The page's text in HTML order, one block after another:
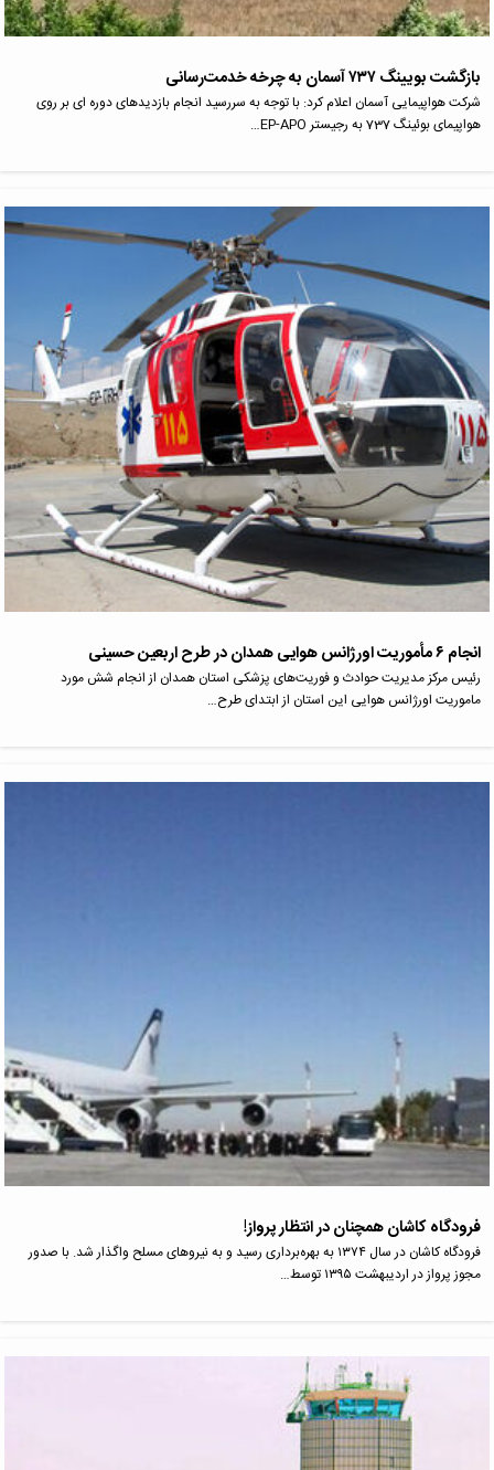
بازگشت بویینگ ۷۳۷ آسمان به چرخه خدمت‌رسانی
شرکت هواپیمایی آسمان اعلام کرد: با توجه به سررسید انجام بازدیدهای دوره ای بر روی
هواپیمای بوئینگ 737 به رجیستر EP-APO…
انجام ۶ مأموریت اورژانس هوایی همدان در طرح اربعین حسینی
رئیس مرکز مدیریت حوادث و فوریت‌های پزشکی استان همدان از انجام شش مورد
ماموریت اورژانس هوایی این استان از ابتدای طرح…
فرودگاه کاشان همچنان در انتظار پرواز!
فرودگاه کاشان در سال ۱۳۷۴ به بهره‌برداری رسید و به نیروهای مسلح واگذار شد. با صدور
مجوز پرواز در اردیبهشت ۱۳۹۵ توسط…